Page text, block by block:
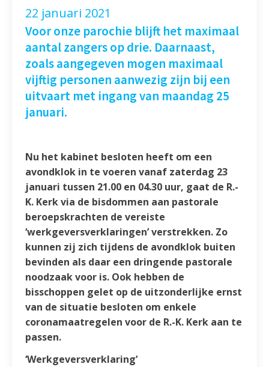
22 januari 2021
Voor onze parochie blijft het maximaal
aantal zangers op drie. Daarnaast,
zoals aangegeven mogen maximaal
vijftig personen aanwezig zijn bij een
uitvaart met ingang van maandag 25
januari.
Nu het kabinet besloten heeft om een
avondklok in te voeren vanaf zaterdag 23
januari tussen 21.00 en 04.30 uur, gaat de R.-
K. Kerk via de bisdommen aan pastorale
beroepskrachten de vereiste
‘werkgeversverklaringen’ verstrekken. Zo
kunnen zij zich tijdens de avondklok buiten
bevinden als daar een dringende pastorale
noodzaak voor is. Ook hebben de
bisschoppen gelet op de uitzonderlijke ernst
van de situatie besloten om enkele
coronamaatregelen voor de R.-K. Kerk aan te
passen.
‘Werkgeversverklaring’